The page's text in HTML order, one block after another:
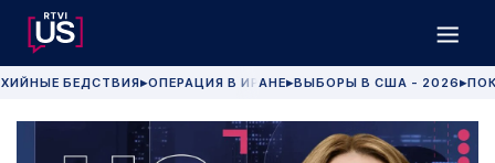
БЕДСТВИЯ▶ОПЕРАЦИЯ В ИРАНЕ▶ВЫБОРЫ В США - 2026 ▶